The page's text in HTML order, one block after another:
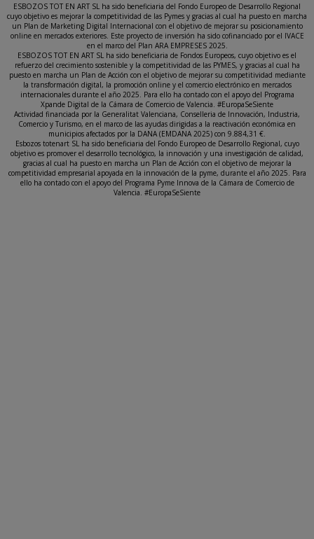
ESBOZOS TOT EN ART SL ha sido beneficiaria del Fondo Europeo de Desarrollo Regional
cuyo objetivo es mejorar la competitividad de las Pymes y gracias al cual ha puesto en marcha
un Plan de Marketing Digital Internacional con el objetivo de mejorar su posicionamiento
online en mercados exteriores. Este proyecto de inversión ha sido cofinanciado por el IVACE
en el marco del Plan ARA EMPRESES 2025.
ESBOZOS TOT EN ART SL ha sido beneficiaria de Fondos Europeos, cuyo objetivo es el
refuerzo del crecimiento sostenible y la competitividad de las PYMES, y gracias al cual ha
puesto en marcha un Plan de Acción con el objetivo de mejorar su competitividad mediante
la transformación digital, la promoción online y el comercio electrónico en mercados
internacionales durante el año 2025. Para ello ha contado con el apoyo del Programa
Xpande Digital de la Cámara de Comercio de Valencia. #EuropaSeSiente
Actividad financiada por la Generalitat Valenciana, Conselleria de Innovación, Industria,
Comercio y Turismo, en el marco de las ayudas dirigidas a la reactivación económica en
municipios afectados por la DANA (EMDANA 2025) con 9.884,31 €.
Esbozos totenart SL ha sido beneficiaria del Fondo Europeo de Desarrollo Regional, cuyo
objetivo es promover el desarrollo tecnológico, la innovación y una investigación de calidad,
gracias al cual ha puesto en marcha un Plan de Acción con el objetivo de mejorar la
competitividad empresarial apoyada en la innovación de la pyme, durante el año 2025. Para
ello ha contado con el apoyo del Programa Pyme Innova de la Cámara de Comercio de
Valencia. #EuropaSeSiente